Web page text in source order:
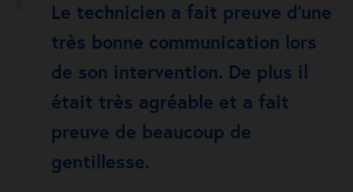
Le technicien a fait preuve d’une
très bonne communication lors
de son intervention. De plus il
était très agréable et a fait
preuve de beaucoup de
gentillesse.